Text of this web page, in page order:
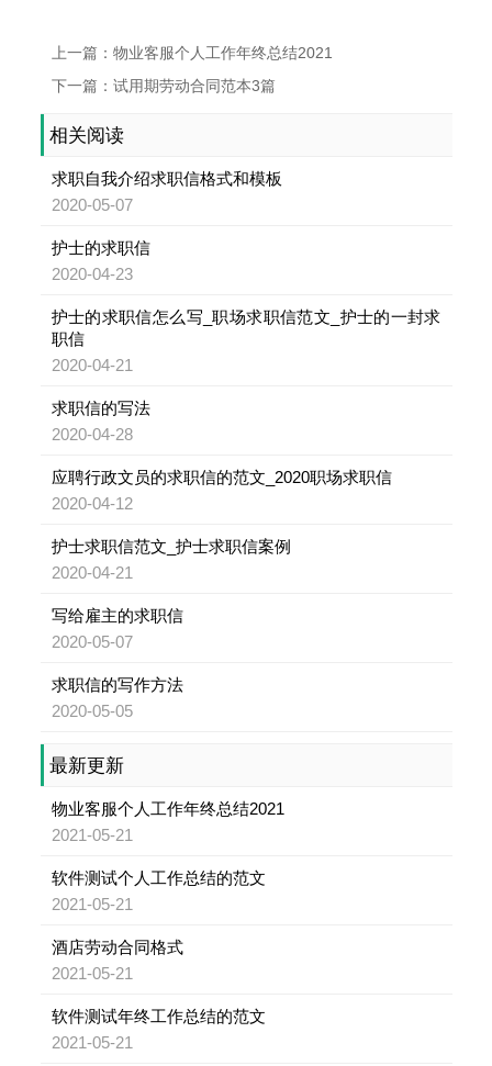
上一篇：物业客服个人工作年终总结2021
下一篇：试用期劳动合同范本3篇
相关阅读
求职自我介绍求职信格式和模板
2020-05-07
护士的求职信
2020-04-23
护士的求职信怎么写_职场求职信范文_护士的一封求
职信
2020-04-21
求职信的写法
2020-04-28
应聘行政文员的求职信的范文_2020职场求职信
2020-04-12
护士求职信范文_护士求职信案例
2020-04-21
写给雇主的求职信
2020-05-07
求职信的写作方法
2020-05-05
最新更新
物业客服个人工作年终总结2021
2021-05-21
软件测试个人工作总结的范文
2021-05-21
酒店劳动合同格式
2021-05-21
软件测试年终工作总结的范文
2021-05-21